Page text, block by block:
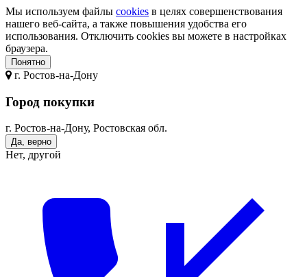
Мы используем файлы cookies в целях совершенствования
нашего веб-сайта, а также повышения удобства его
использования. Отключить cookies вы можете в настройках
браузера.
Понятно
г. Ростов-на-Дону
Город покупки
г. Ростов-на-Дону, Ростовская обл.
Да, верно
Нет, другой